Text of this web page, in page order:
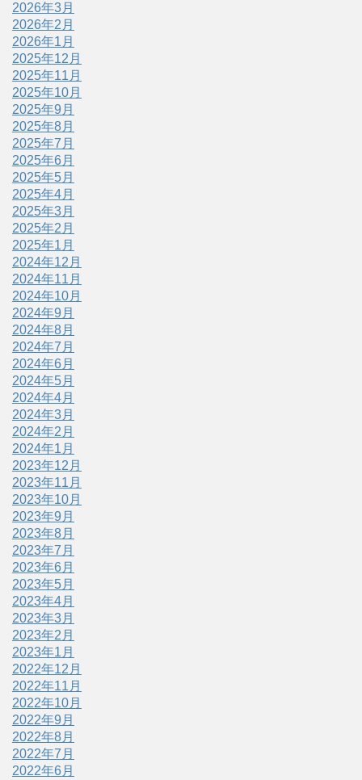
2026年3月
2026年2月
2026年1月
2025年12月
2025年11月
2025年10月
2025年9月
2025年8月
2025年7月
2025年6月
2025年5月
2025年4月
2025年3月
2025年2月
2025年1月
2024年12月
2024年11月
2024年10月
2024年9月
2024年8月
2024年7月
2024年6月
2024年5月
2024年4月
2024年3月
2024年2月
2024年1月
2023年12月
2023年11月
2023年10月
2023年9月
2023年8月
2023年7月
2023年6月
2023年5月
2023年4月
2023年3月
2023年2月
2023年1月
2022年12月
2022年11月
2022年10月
2022年9月
2022年8月
2022年7月
2022年6月